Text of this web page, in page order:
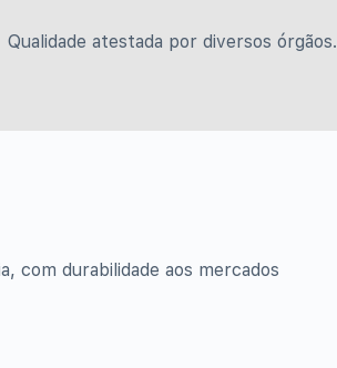
Qualidade atestada por diversos órgãos.
com durabilidade aos mercados